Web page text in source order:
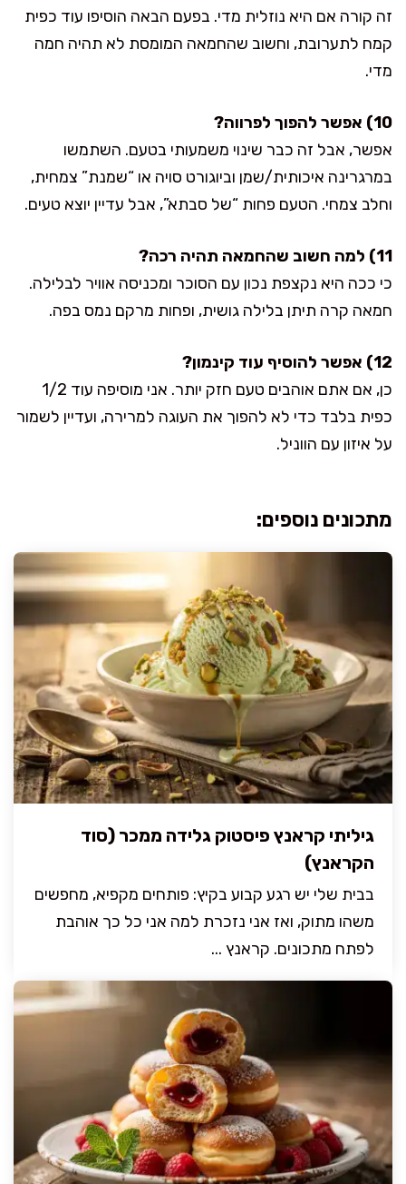
זה קורה אם היא נוזלית מדי. בפעם הבאה הוסיפו עוד כפית
קמח לתערובת, וחשוב שהחמאה המומסת לא תהיה חמה
מדי.
10) אפשר להפוך לפרווה?
אפשר, אבל זה כבר שינוי משמעותי בטעם. השתמשו
במרגרינה איכותית/שמן וביוגורט סויה או “שמנת” צמחית,
וחלב צמחי. הטעם פחות “של סבתא”, אבל עדיין יוצא טעים.
11) למה חשוב שהחמאה תהיה רכה?
כי ככה היא נקצפת נכון עם הסוכר ומכניסה אוויר לבלילה.
חמאה קרה תיתן בלילה גושית, ופחות מרקם נמס בפה.
12) אפשר להוסיף עוד קינמון?
כן, אם אתם אוהבים טעם חזק יותר. אני מוסיפה עוד 1/2
כפית בלבד כדי לא להפוך את העוגה למרירה, ועדיין לשמור
על איזון עם הווניל.
מתכונים נוספים:
גיליתי קראנץ פיסטוק גלידה ממכר (סוד
הקראנץ)
בבית שלי יש רגע קבוע בקיץ: פותחים מקפיא, מחפשים
משהו מתוק, ואז אני נזכרת למה אני כל כך אוהבת
לפתח מתכונים. קראנץ ...